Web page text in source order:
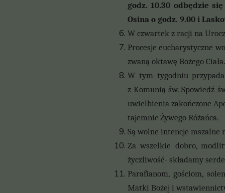
godz. 10.30 odbędzie
Osina o godz. 9.00 i
W czwartek z racji na
Procesje eucharystyczne
zwaną oktawę Bożego Ciała.
W tym tygodniu
z Komunią św. Spowiedź
uwielbienia zakończone
tajemnic Żywego Różańca.
Są wolne intencje mszalne
Za wszelkie dobro,
życzliwość- składamy
Parafianom, gościom,
Matki Bożej i